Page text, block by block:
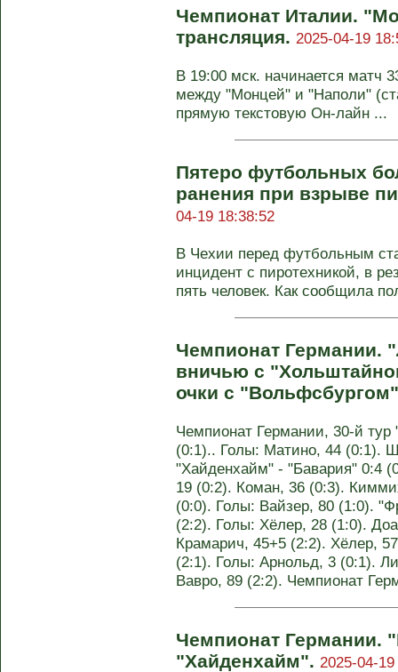
Чемпионат Италии.
трансляция. 2025-04-19
В 19:00 мск. начинается матч
между "Монцей" и "Наполи"
прямую текстовую Он-лайн ...
Пятеро футбольных
ранения при взрыве
04-19 18:38:52
В Чехии перед футбольным
инцидент с пиротехникой, в
пять человек. Как сообщила
Чемпионат Германии.
вничью с
очки с
Чемпионат Германии, 30-й
(0:1).. Голы: Матино, 44 (0:1).
"Хайденхайм" - "Бавария" 0:4
19 (0:2). Коман, 36 (0:3).
(0:0). Голы: Вайзер, 80 (1:0).
(2:2). Голы: Хёлер, 28 (1:0).
Крамарич, 45+5 (2:2). Хёлер,
(2:1). Голы: Арнольд, 3 (0:1).
Вавро, 89 (2:2). Чемпионат
Чемпионат Германии.
"Хайденхайм". 2025-04-